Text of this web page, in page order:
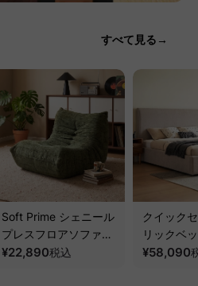
すべて見る→
Soft Prime シェニール
プレスフロアソファ｜
圧縮梱包で搬入しやす
¥22,890税込
クイック
リックベ
要で組み
¥58,090